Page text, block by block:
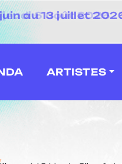
au 13 juillet
ARTISTES